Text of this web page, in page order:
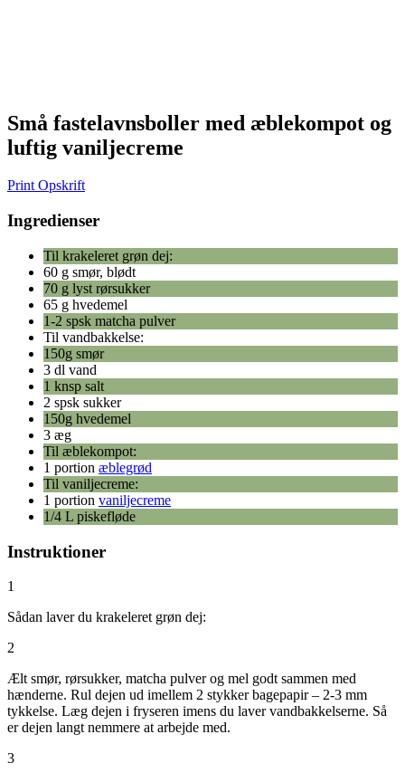
Små fastelavnsboller med æblekompot og
luftig vaniljecreme
Print Opskrift
Ingredienser
Til krakeleret grøn dej:
60 g smør, blødt
70 g lyst rørsukker
65 g hvedemel
1-2 spsk matcha pulver
Til vandbakkelse:
150g smør
3 dl vand
1 knsp salt
2 spsk sukker
150g hvedemel
3 æg
Til æblekompot:
1 portion æblegrød
Til vaniljecreme:
1 portion vaniljecreme
1/4 L piskefløde
Instruktioner
1
Sådan laver du krakeleret grøn dej:
2
Ælt smør, rørsukker, matcha pulver og mel godt sammen med
hænderne. Rul dejen ud imellem 2 stykker bagepapir – 2-3 mm
tykkelse. Læg dejen i fryseren imens du laver vandbakkelserne. Så
er dejen langt nemmere at arbejde med.
3